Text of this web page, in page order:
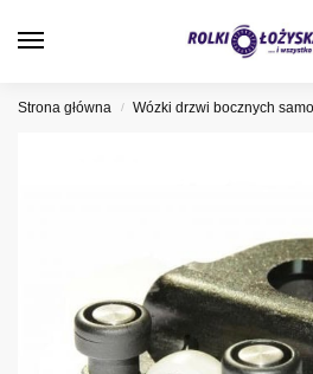
Strona główna / Wózki drzwi bocznych